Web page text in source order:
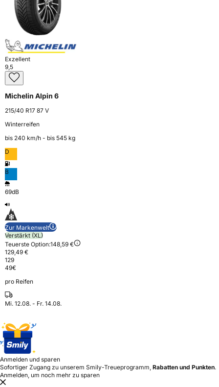
Exzellent
9,5
Michelin Alpin 6
215/40 R17 87 V
Winterreifen
bis 240 km⁠/⁠h - bis 545 kg
D
B
69dB
Zur Markenwelt
Verstärkt (XL)
Teuerste Option:148,59 €
129,49 €
129
49€
pro Reifen
Mi. 12.08. - Fr. 14.08.
Anmelden und sparen
Sofortiger Zugang zu unserem Smily-Treueprogramm, Rabatten und Punkten.
Anmelden, um noch mehr zu sparen